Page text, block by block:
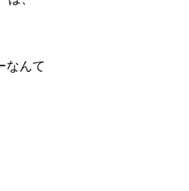
なんて